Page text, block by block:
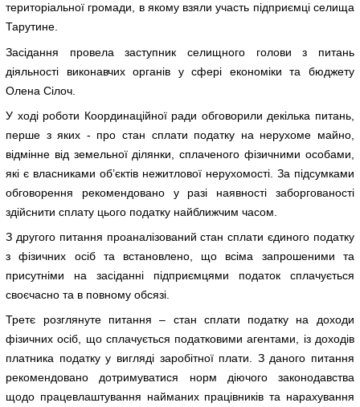
територіальної громади, в якому взяли участь підприємці селища
Тарутине.
Засідання провела заступник селищного голови з питань
діяльності виконавчих органів у сфері економіки та бюджету
Олена Сілоч.
У ході роботи Координаційної ради обговорили декілька питань,
перше з яких - про стан сплати податку на нерухоме майно,
відмінне від земельної ділянки, сплаченого фізичними особами,
які є власниками об’єктів нежитлової нерухомості. За підсумками
обговорення рекомендовано у разі наявності заборгованості
здійснити сплату цього податку найближчим часом.
З другого питання проаналізований стан сплати єдиного податку
з фізичних осіб та встановлено, що всіма запрошеними та
присутніми на засіданні підприємцями податок сплачується
своєчасно та в повному обсязі.
Третє розглянуте питання – стан сплати податку на доходи
фізичних осіб, що сплачується податковими агентами, із доходів
платника податку у вигляді заробітної плати. З даного питання
рекомендовано дотримуватися норм діючого законодавства
щодо працевлаштування найманих працівників та нарахування